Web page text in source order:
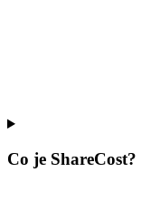
Co je ShareCost?